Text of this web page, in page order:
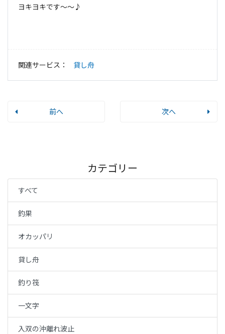
ヨキヨキです〜〜♪
関連サービス： 貸し舟
前へ 次へ
カテゴリー
すべて
釣果
オカッパリ
貸し舟
釣り筏
一文字
入双の沖離れ波止